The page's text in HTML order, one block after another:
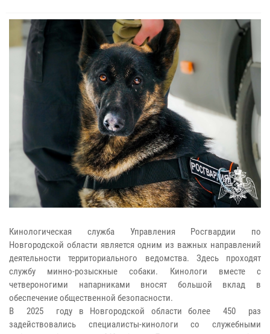
Кинологическая служба Управления Росгвардии по
Новгородской области является одним из важных направлений
деятельности территориального ведомства. Здесь проходят
службу минно-розыскные собаки. Кинологи вместе с
четвероногими напарниками вносят большой вклад в
обеспечение общественной безопасности.
В 2025 году в Новгородской области более 450 раз
задействовались специалисты-кинологи со служебными